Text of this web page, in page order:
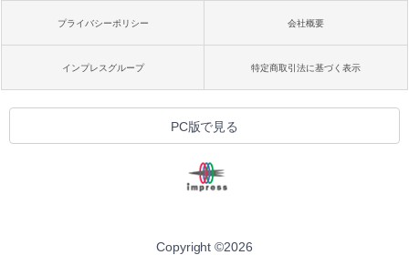
プライバシーポリシー 会社概要
インプレスグループ 特定商取引法に基づく表示
PC版で見る
Copyright ©2026